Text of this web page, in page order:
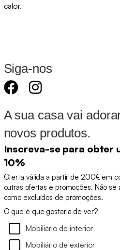
calor.
Siga-nos
A sua casa vai
novos produtos.
Inscreva-se para obter
10%
Oferta válida a partir de 200€ em
outras ofertas e promoções. Não se
como excluídos de promoções.
O que é que gostaria de ver?
Mobiliário de interior
Mobiliário de exterior